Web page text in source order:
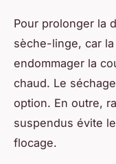
Pour prolonger la
sèche-linge, car
endommager la
chaud. Le
option. En outre,
suspendus évite
flocage.